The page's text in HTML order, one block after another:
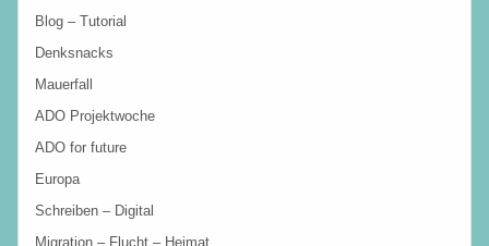
Blog – Tutorial
Denksnacks
Mauerfall
ADO Projektwoche
ADO for future
Europa
Schreiben – Digital
Migration – Flucht – Heimat